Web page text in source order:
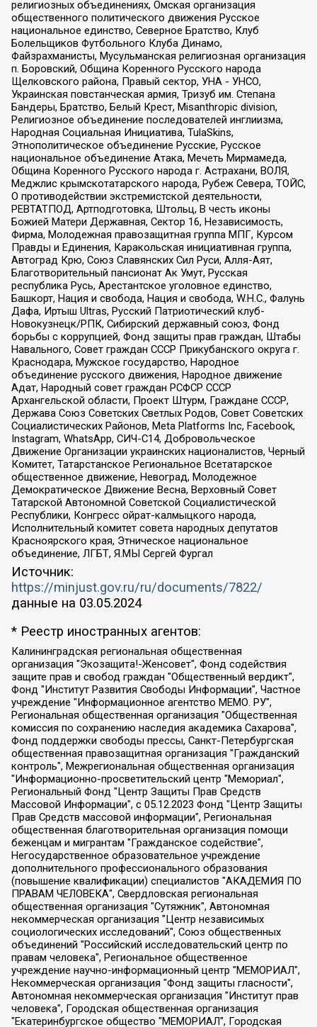
религиозных объединениях, Омская организация
общественного политического движения Русское
национальное единство, Северное Братство, Клуб
Болельщиков Футбольного Клуба Динамо,
Файзрахманисты, Мусульманская религиозная организация
п. Боровский, Община Коренного Русского народа
Щелковского района, Правый сектор, УНА - УНСО,
Украинская повстанческая армия, Тризуб им. Степана
Бандеры, Братство, Белый Крест, Misanthropic division,
Религиозное объединение последователей инглиизма,
Народная Социальная Инициатива, TulaSkins,
Этнополитическое объединение Русские, Русское
национальное объединение Атака, Мечеть Мирмамеда,
Община Коренного Русского народа г. Астрахани, ВОЛЯ,
Меджлис крымскотатарского народа, Рубеж Севера, ТОЙС,
О противодействии экстремистской деятельности,
РЕВТАТПОД, Артподготовка, Штольц, В честь иконы
Божией Матери Державная, Сектор 16, Независимость,
Фирма, Молодежная правозащитная группа МПГ, Курсом
Правды и Единения, Каракольская инициативная группа,
Автоград Крю, Союз Славянских Сил Руси, Алля-Аят,
Благотворительный пансионат Ак Умут, Русская
республика Русь, Арестантское уголовное единство,
Башкорт, Нация и свобода, Нация и свобода, W.H.С., Фалунь
Дафа, Иртыш Ultras, Русский Патриотический клуб-
Новокузнецк/РПК, Сибирский державный союз, Фонд
борьбы с коррупцией, Фонд защиты прав граждан, Штабы
Навального, Совет граждан СССР Прикубанского округа г.
Краснодара, Мужское государство, Народное
объединение русского движения, Народное движение
Адат, Народный совет граждан РСФСР СССР
Архангельской области, Проект Штурм, Граждане СССР,
Держава Союз Советских Светлых Родов, Совет Советских
Социалистических Районов, Meta Platforms Inc, Facebook,
Instagram, WhatsApp, СИЧ-С14, Добровольческое
Движение Организации украинских националистов, Черный
Комитет, Татарстанское Региональное Всетатарское
общественное движение, Невоград, Молодежное
Демократическое Движение Весна, Верховный Совет
Татарской Автономной Советской Социалистической
Республики, Конгресс ойрат-калмыцкого народа,
Исполнительный комитет совета народных депутатов
Красноярского края, Этническое национальное
объединение, ЛГБТ, Я.МЫ Сергей Фургал
Источник:
https://minjust.gov.ru/ru/documents/7822/
данные на 03.05.2024
* Реестр иностранных агентов:
Калининградская региональная общественная организация "Экозащита!-Женсовет", Фонд содействия защите прав и свобод граждан "Общественный вердикт", Фонд "Институт Развития Свободы Информации", Частное учреждение "Информационное агентство МЕМО. РУ", Региональная общественная организация "Общественная комиссия по сохранению наследия академика Сахарова", Фонд поддержки свободы прессы, Санкт-Петербургская общественная правозащитная организация "Гражданский контроль", Межрегиональная общественная организация "Информационно-просветительский центр "Мемориал", Региональный Фонд "Центр Защиты Прав Средств Массовой Информации", с 05.12.2023 Фонд "Центр Защиты Прав Средств массовой информации", Региональная общественная благотворительная организация помощи беженцам и мигрантам "Гражданское содействие", Негосударственное образовательное учреждение дополнительного профессионального образования (повышение квалификации) специалистов "АКАДЕМИЯ ПО ПРАВАМ ЧЕЛОВЕКА", Свердловская региональная общественная организация "Сутяжник", Автономная некоммерческая организация "Центр независимых социологических исследований", Союз общественных объединений "Российский исследовательский центр по правам человека", Региональное общественное учреждение научно-информационный центр "МЕМОРИАЛ", Некоммерческая организация "Фонд защиты гласности", Автономная некоммерческая организация "Институт прав человека", Городская общественная организация "Екатеринбургское общество "МЕМОРИАЛ", Городская общественная организация "Рязанское историко-просветительское и правозащитное общество "Мемориал" (Рязанский Мемориал), Челябинский региональный орган общественной самодеятельности – женское общественное объединение "Женщины Евразии", Челябинский региональный орган общественной самодеятельности "Уральская правозащитная группа", Фонд содействия защите здоровья и социальной справедливости имени Андрея Рылькова, Автономная Некоммерческая Организация "Аналитический Центр Юрия Левады", Автономная некоммерческая организация социальной поддержки населения "Проект Апрель", Региональная общественная организация помощи женщинам и детям, находящимся в кризисной ситуации "Информационно-методический центр "Анна", Фонд содействия развитию массовых коммуникаций и правовому просвещению "Так-так-Так", Фонд содействия устойчивому развитию "Серебряная тайга", Свердловский региональный общественный фонд социальных проектов "Новое время", "Idel.Реалии", Кавказ.Реалии, Крым.Реалии, Телеканал Настоящее Время, Татаро-башкирская служба Радио Свобода (Azatliq Radiosi), Радио Свободная Европа/Радио Свобода (PCE/PC), "Сибирь.Реалии", "Фактограф", Благотворительный фонд помощи осужденным и их семьям, Автономная некоммерческая организация "Институт глобализации и социальных движений", Фонд "В защиту прав заключенных", Частное учреждение "Центр поддержки и содействия развитию средств массовой информации", Пензенский региональный общественный благотворительный фонд "Гражданский союз", "Север.Реалии", Некоммерческая организация Фонд "Правовая инициатива", Общество с ограниченной ответственностью "Радио Свободная Европа/Радио Свобода", Чешское информационное агентство "MEDIUM-ORIENT", Красноярская региональная общественная организация "Мы против СПИДа", Камалягин Денис Николаевич, Маркелов Сергей Евгеньевич, Пономарев Лев Александрович, Савицкая Людмила Алексеевна, Автономная некоммерческая организация "Центр по работе с проблемой насилия "НАСИЛИЮ.НЕТ", Межрегиональный профессиональный союз работников здравоохранения "Альянс врачей", Юридическое лицо, зарегистрированное в Латвийской Республике, SIA "Medusa Project" (регистрационный номер 40103797863, дата регистрации 10.06.2014), Некоммерческая организация "Фонд по борьбе с коррупцией", Автономная некоммерческая организация "Институт права и публичной политики", Баданин Роман Сергеевич, Гликин Максим Александрович, Железнова Мария Михайловна, Лукьянова Юлия Сергеевна, Маетная Елизавета Витальевна, Маняхин Петр Борисович, Чуракова Ольга Владимировна, Ярош Юлия Петровна, Юридическое лицо "The Insider SIA", зарегистрированное в Риге, Латвийская Республика (дата регистрации 26.06.2015), являющееся администратором доменного имени интернет-издания "The Insider SIA", https://theins.ru, Постернак Алексей Евгеньевич, Рубин Михаил Аркадьевич, Анин Роман Александрович, Юридическое лицо Istories fonds, зарегистрированное в Латвийской Республике (регистрационный номер 50008295751, дата регистрации 24.02.2020), Великовский Дмитрий Александрович, Долинина Ирина Николаевна, Мароховская Алеся Алексеевна, Шлейнов Роман Юрьевич, Шмагун Олеся Валентиновна, Общество с ограниченной ответственностью "Альтаир 2021", Общество с ограниченной ответственностью "Вега 2021", Общество с ограниченной ответственностью "Главный редактор 2021", Общество с ограниченной ответственностью "Ромашки монолит", Важенков Артем Валерьевич, Ивановская областная общественная организация "Центр гендерных исследований", Гурман Юрий Альбертович, Медиапроект "ОВД-Инфо", Егоров Владимир Владимирович, Жилинский Владимир Александрович, Общество с ограниченной ответственностью "ЗП", Иванова София Юрьевна, Карезина Инна Павловна, Кильтау Екатерина Викторовна, Петров Алексей Викторович, Пискунов Сергей Евгеньевич, Смирнов Сергей Сергеевич, Тихонов Михаил Сергеевич, Общество с ограниченной ответственностью "ЖУРНАЛИСТ-ИНОСТРАННЫЙ АГЕНТ", Арапова Галина Юрьевна, Вольтская Татьяна Анатольевна, Американская компания "Mason G.E.S. Anonymous Foundation" (США), являющаяся владельцем интернет-издания https://mnews.world/, Компания "Stichting Bellingcat", зарегистрированная в Нидерландах (дата регистрации 11.07.2018), Захаров Андрей Вячеславович, Клепиковская Екатерина Дмитриевна, Общество с ограниченной ответственностью "МЕМО", Перл Роман Александрович, Симонов Евгений Алексеевич, Соловьева Елена Анатольевна, Сотников Даниил Владимирович, Сурначева Елизавета Дмитриевна, Автономная некоммерческая организация по защите прав человека и информированию населения "Якутия – Наше Мнение", Общество с ограниченной ответственностью "Москоу диджитал медиа", с 26.01.2023 Общество с ограниченной ответственностью "Чайка Белые сады", Ветошкина Валерия Валерьевна, Заговора Максим Александрович, Межрегиональное общественное движение "Российская ЛГБТ - сеть", Оленичев Максим Владимирович, Павлов Иван Юрьевич, Скворцова Елена Сергеевна, Общество с ограниченной ответственностью "Как бы инагент", Кочетков Игорь Викторович, Общество с ограниченной ответственностью "Честные выборы", Еланчик Олег Александрович, Общество с ограниченной ответственностью "Нобелевский призыв", Гималова Регина Эмилевна, Григорьев Андрей Валерьевич, Григорьева Алина Александровна, Ассоциация по содействию защите прав призывников, альтернативнослужащих и военнослужащих "Правозащитная группа "Гражданин.Армия.Право", Хисамова Регина Фаритовна, Автономная некоммерческая организация по реализации социально-правовых программ "Лилит", Дальневосточное общественное движение "Маяк", Санкт-Петербургская ЛГБТ-инициативная группа "Выход", Инициативная группа ЛГБТ+ "Реверс", Алексеев Андрей Викторович, Бекбулатова Таисия Львовна, Беляев Иван Михайлович, Владыкина Елена Сергеевна, Гельман Марат Александрович, Никульшина Вероника Юрьевна, Толоконникова Надежда Андреевна, Шендерович Виктор Анатольевич, Общество с ограниченной ответственностью "Данное сообщение", Общество с ограниченной ответственностью Издательский дом "Новая глава", Айнбиндер Александра Александровна, Московский комьюнити-центр для ЛГБТ+инициатив, Благотворительный фонд развития филантропии, Deutsche Welle (Германия, Kurt-Schumacher-Strasse 3, 53113 Bonn), Борзунова Мария Михайловна, Воробьев Виктор Викторович, Голубева Анна Львовна, Константинова Алла Михайловна, Малкова Ирина Владимировна, Мурадов Мурад Абдулгалимович, Осетинская Елизавета Николаевна, Понасенков Евгений Николаевич, Ганапольский Матвей Юрьевич, Киселев Евгений Алексеевич, Борухович Ирина Григорьевна, Дремин Иван Тимофеевич, Дубровский Дмитрий Викторович, Красноярская региональная общественная организация поддержки и развития альтернативных образовательных технологий и межкультурных коммуникаций "ИНТЕРРА", Маяковская Екатерина Алексеевна, Фейгин Марк Захарович, Филимонов Андрей Викторович, Дзугкоева Регина Николаевна, Доброхотов Роман Александрович, Дудь Юрий Александрович, Елкин Сергей Владимирович, Кругликов Кирилл Игоревич, Сабунаева Мария Леонидовна, Семенов Алексей Владимирович, Шаинян Карен Багратович, Шульман Екатерина Михайловна, Асафьев Артур Валерьевич, Вахштайн Виктор Семенович, Венедиктов Алексей Алексеевич, Лушникова Екатерина Евгеньевна, Волков Леонид Михайлович, Невзоров Александр Глебович, Пархоменко Сергей Борисович, Сироткин Ярослав Николаевич, Кара-Мурза Владимир Владимирович, Баранова Наталья Владимировна, Гозман Леонид Яковлевич, Кагарлицкий Борис Юльевич, Климарев Михаил Валерьевич, Милов Владимир Станиславович, Автономная некоммерческая организация Краснодарский центр современного искусства "Типография", Моргенштерн Алишер Тагирович, Соболь Любовь Эдуардовна, Общество с ограниченной ответственностью "ЛИЗА НОРМ", Каспаров Гарри Кимович, Ходорковский Михаил Борисович, Общество с ограниченной ответственностью "Апрельские тезисы", Данилович Ирина Брониславовна, Кашин Олег Владимирович, Петров Николай Владимирович, Пивоваров Алексей Владимирович, Соколов Михаил Владимирович, Цветкова Юлия Владимировна, Чичваркин Евгений Александрович, Комитет против пыток/Команда против пыток, Общество с ограниченной ответственностью "Первый научный", Общество с ограниченной ответственностью "Вертолет и ко", Белоцерковская Вероника Борисовна, Кац Максим Евгеньевич, Лазарева Татьяна Юрьевна, Шаведдинов Руслан Табризович, Яшин Илья Валерьевич, Общество с ограниченной ответственностью "Иноагент ААВ", Алешковский Дмитрий Петрович, Альбац Евгения Марковна, Быков Дмитрий Львович, Галямина Юлия Евгеньевна, Лойко Сергей Леонидович, Мартынов Кирилл Константинович, Медведев Сергей Александрович, Крашенинников Федор Геннадиевич, Гордеева Катерина Вл